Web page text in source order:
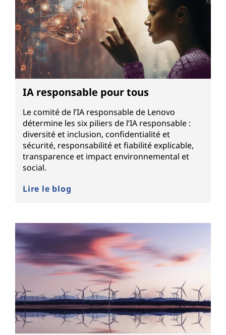
IA responsable pour tous
Le comité de l’IA responsable de Lenovo
détermine les six piliers de l’IA responsable :
diversité et inclusion, confidentialité et
sécurité, responsabilité et fiabilité explicable,
transparence et impact environnemental et
social.
Lire le blog